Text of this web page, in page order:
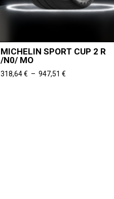
MICHELIN SPORT CUP 2 R
/N0/ MO
318,64€ – 947,51 €Plage